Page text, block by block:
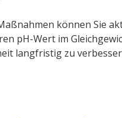
können Sie
pH-Wert im
langfristig zu